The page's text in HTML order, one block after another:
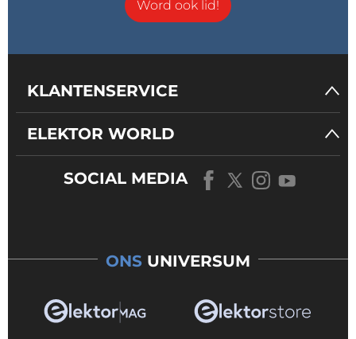
Word ook lid!
KLANTENSERVICE
ELEKTOR WORLD
SOCIAL MEDIA
ONS UNIVERSUM